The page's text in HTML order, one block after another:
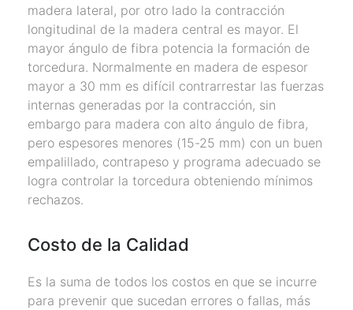
madera lateral, por otro lado la contracción
longitudinal de la madera central es mayor. El
mayor ángulo de fibra potencia la formación de
torcedura. Normalmente en madera de espesor
mayor a 30 mm es difícil contrarrestar las fuerzas
internas generadas por la contracción, sin
embargo para madera con alto ángulo de fibra,
pero espesores menores (15-25 mm) con un buen
empalillado, contrapeso y programa adecuado se
logra controlar la torcedura obteniendo mínimos
rechazos.
Costo de la Calidad
Es la suma de todos los costos en que se incurre
para prevenir que sucedan errores o fallas, más